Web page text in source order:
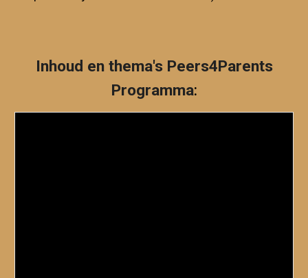
Inhoud en thema's Peers4Parents
Programma: